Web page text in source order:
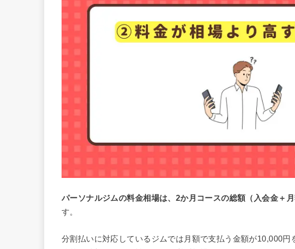
パーソナルジムの料金相場は、2か月コースの総額（入会金＋
す。
分割払いに対応しているジムでは月額で支払う金額が10,000円